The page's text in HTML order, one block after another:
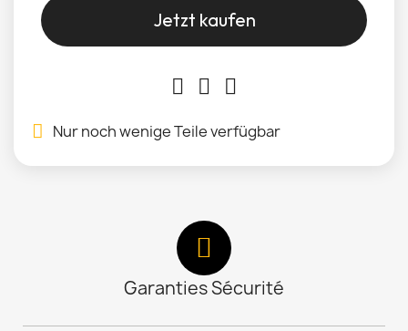
Jetzt kaufen
Nur noch wenige Teile verfügbar
Garanties Sécurité